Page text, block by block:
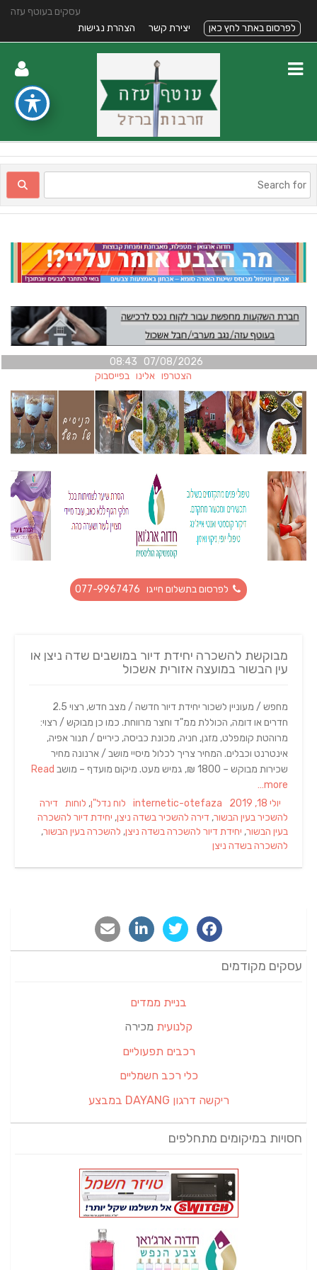
עסקים בעוטף עזה
לפרסום באתר לחץ כאן
יצירת קשר הצהרת נגישות
07/08/2026 08:43
הצטרפו אלינו בפייסבוק
לפרסום בתשלום חייגו 077-9967476
מבוקשת להשכרה יחידת דיור במושבים שדה ניצן או
עין הבשור במועצה אזורית אשכול
מחפש / מעוניין לשכור יחידת דיור חדשה / מצב חדש, רצוי 2.5
חדרים או דומה, הכוללת ממ"ד וחצר מרווחת. כמו כן מבוקש / רצוי:
מרוהטת קומפלט, מזגן, חניה, מכונת כביסה, כיריים / תנור אפיה,
אינטרנט וכבלים. המחיר צריך לכלול מיסיי מושב / ארנונה מחיר
שכירות מבוקש – 1800 ₪, גמיש מעט. מיקום מועדף – מושב
Read
more…
Posted
on
יולי 18, 2019 Author
internetic-otefaza
Categories
לוח נדל"ן, לוחות Tags
דירה
להשכיר בעין הבשור, דירה להשכיר בשדה ניצן, יחידת דיור להשכרה
בעין הבשור, יחידת דיור להשכרה בשדה ניצן, להשכרה בעין הבשור,
להשכרה בשדה ניצן
עסקים מקודמים
בניית ממדים
קלנועית מכירה
רכבים תפעוליים
כלי רכב חשמליים
ריקשה דרגון DAYANG במבצע
חסויות במיקומים מתחלפים